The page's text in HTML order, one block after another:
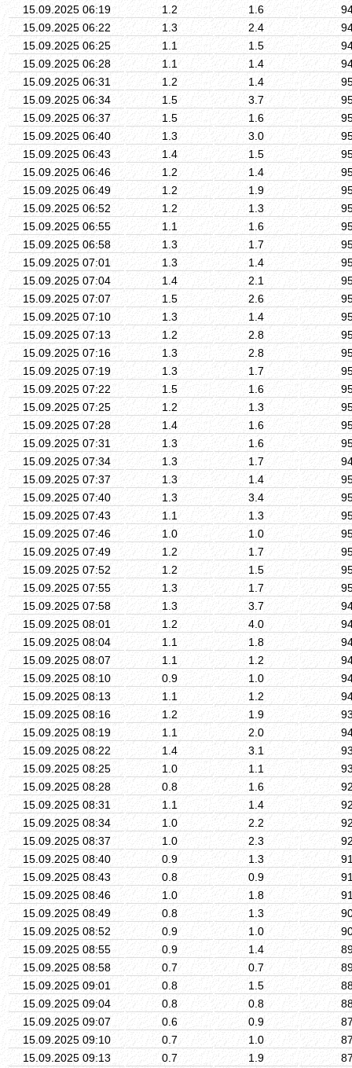
15.09.2025 06:19 1.2 1.6
15.09.2025 06:22
1.3 2.4
15.09.2025 06:25
1.1 1.5
15.09.2025 06:28
1.1 1.4
15.09.2025 06:31
1.2 1.4
15.09.2025 06:34
1.5 3.7
15.09.2025 06:37
1.5 1.6
15.09.2025 06:40
1.3 3.0
15.09.2025 06:43
1.4 1.5
15.09.2025 06:46
1.2 1.4
15.09.2025 06:49
1.2 1.9
15.09.2025 06:52
1.2 1.3
15.09.2025 06:55
1.1 1.6
15.09.2025 06:58
1.3 1.7
15.09.2025 07:01
1.3 1.4
15.09.2025 07:04
1.4 2.1
15.09.2025 07:07
1.5 2.6
15.09.2025 07:10
1.3 1.4
15.09.2025 07:13
1.2 2.8
15.09.2025 07:16
1.3 2.8
15.09.2025 07:19
1.3 1.7
15.09.2025 07:22
1.5 1.6
15.09.2025 07:25
1.2 1.3
15.09.2025 07:28
1.4 1.6
15.09.2025 07:31
1.3 1.6
15.09.2025 07:34
1.3 1.7
15.09.2025 07:37
1.3 1.4
15.09.2025 07:40
1.3 3.4
15.09.2025 07:43
1.1 1.3
15.09.2025 07:46
1.0 1.0
15.09.2025 07:49
1.2 1.7
15.09.2025 07:52
1.2 1.5
15.09.2025 07:55
1.3 1.7
15.09.2025 07:58
1.3 3.7
15.09.2025 08:01
1.2 4.0
15.09.2025 08:04
1.1 1.8
15.09.2025 08:07
1.1 1.2
15.09.2025 08:10
0.9 1.0
15.09.2025 08:13
1.1 1.2
15.09.2025 08:16
1.2 1.9
15.09.2025 08:19
1.1 2.0
15.09.2025 08:22
1.4 3.1
15.09.2025 08:25
1.0 1.1
15.09.2025 08:28
0.8 1.6
15.09.2025 08:31
1.1 1.4
15.09.2025 08:34
1.0 2.2
15.09.2025 08:37
1.0 2.3
15.09.2025 08:40
0.9 1.3
15.09.2025 08:43
0.8 0.9
15.09.2025 08:46
1.0 1.8
15.09.2025 08:49
0.8 1.3
15.09.2025 08:52
0.9 1.0
15.09.2025 08:55
0.9 1.4
15.09.2025 08:58
0.7 0.7
15.09.2025 09:01
0.8 1.5
15.09.2025 09:04
0.8 0.8
15.09.2025 09:07
0.6 0.9
15.09.2025 09:10
0.7 1.0
15.09.2025 09:13
0.7 1.9